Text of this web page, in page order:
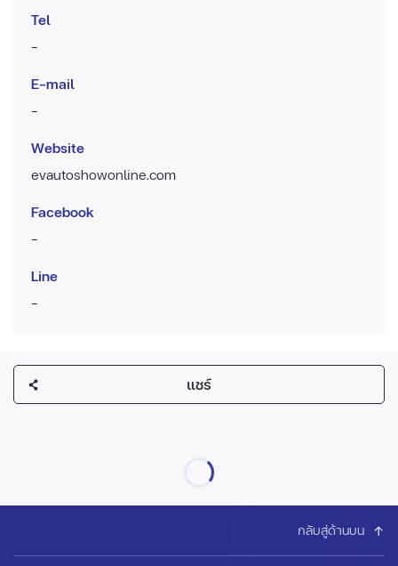
Tel
-
E-mail
-
Website
evautoshowonline.com
Facebook
-
Line
-
แชร์
กลับสู่ด้านบน